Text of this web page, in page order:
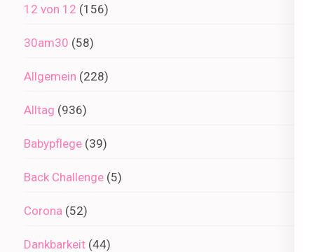
12 von 12 (156)
30am30 (58)
Allgemein (228)
Alltag (936)
Babypflege (39)
Back Challenge (5)
Corona (52)
Dankbarkeit (44)